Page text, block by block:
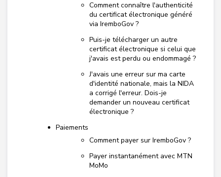
Comment connaître l'authenticité
du certificat électronique généré
via IremboGov ?
Puis-je télécharger un autre
certificat électronique si celui que
j'avais est perdu ou endommagé ?
J'avais une erreur sur ma carte
d'identité nationale, mais la NIDA
a corrigé l'erreur. Dois-je
demander un nouveau certificat
électronique ?
Paiements
Comment payer sur IremboGov ?
Payer instantanément avec MTN
MoMo